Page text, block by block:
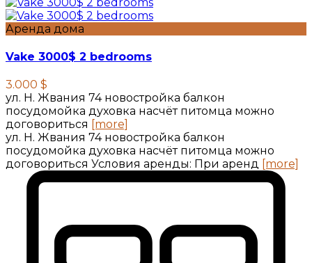
Аренда дома
Vake 3000$ 2 bedrooms
3.000 $
ул. Н. Жвания 74 новостройка балкон
посудомойка духовка насчёт питомца можно
договориться
[more]
ул. Н. Жвания 74 новостройка балкон
посудомойка духовка насчёт питомца можно
договориться Условия аренды: При аренд [more]